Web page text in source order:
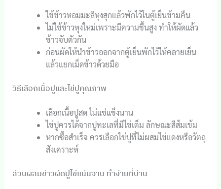
ใช้ข้าวหอมมะลิหุงสุกแล้วพักไว้ในตู้เย็นข้ามคืน
ไม่ใช้ข้าวหุงใหม่เพราะมีความชื้นสูง ทำให้ผัดแล้ว
ข้าวจับตัวกัน
ก่อนผัดให้นำข้าวออกจากตู้เย็นพักไว้ให้คลายเย็น
แล้วแยกเม็ดข้าวด้วยมือ
วิธีเลือกเนื้อปูและไข่ปูคุณภาพ
เลือกเนื้อปูสด ไม่แช่แข็งนาน
ไข่ปูควรได้จากปูทะเลที่มีไข่เต็ม ลักษณะสีส้มเข้ม
หากซื้อสำเร็จ ควรเลือกไข่ปูที่ไม่ผสมไข่แดงหรือวัตถุ
สังเคราะห์
ส่วนผสมข้าวผัดปูไข่แน่นจาน ทำง่ายที่บ้าน